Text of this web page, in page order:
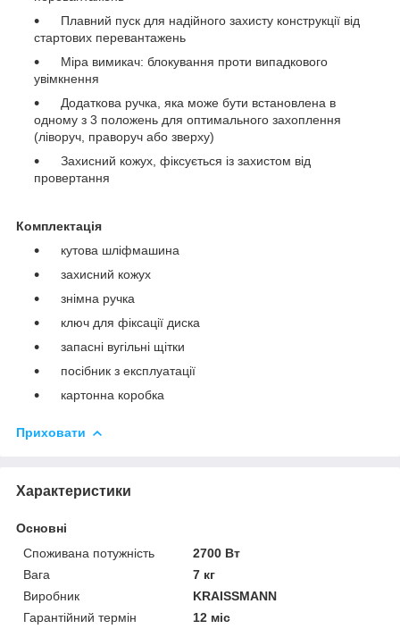
Плавний пуск для надійного захисту конструкції від
стартових перевантажень
Міра вимикач: блокування проти випадкового
увімкнення
Додаткова ручка, яка може бути встановлена в
одному з 3 положень для оптимального захоплення
(ліворуч, праворуч або зверху)
Захисний кожух, фіксується із захистом від
провертання
Комплектація
кутова шліфмашина
захисний кожух
знімна ручка
ключ для фіксації диска
запасні вугільні щітки
посібник з експлуатації
картонна коробка
Приховати
Характеристики
Основні
Споживана потужність
2700 Вт
Вага
7 кг
Виробник
KRAISSMANN
Гарантійний термін
12 міс